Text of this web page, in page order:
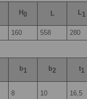
Н0 L L1
160 558 280
b1 b2 t1
8 10 16,5